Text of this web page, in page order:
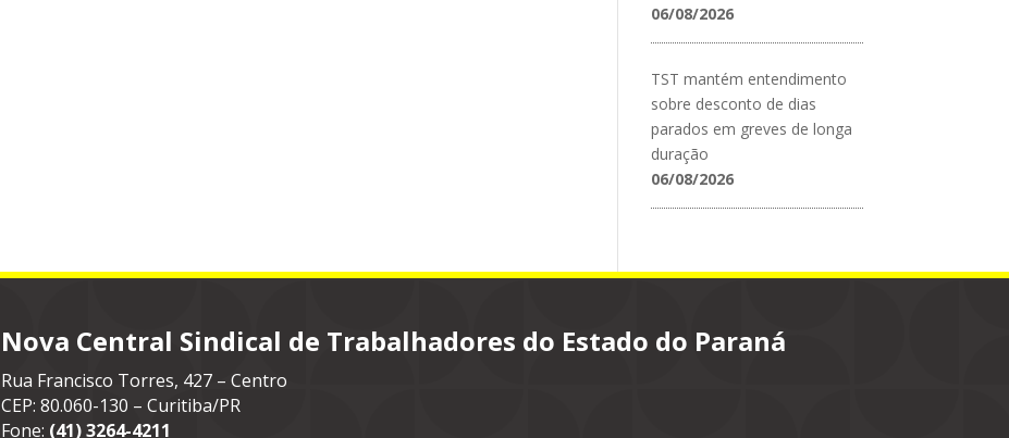
06/08/2026
TST mantém entendimento
sobre desconto de dias
parados em greves de longa
duração
06/08/2026
Nova Central Sindical de Trabalhadores do Estado do Paraná
Rua Francisco Torres, 427 – Centro
CEP: 80.060-130 – Curitiba/PR
Fone: (41) 3264-4211